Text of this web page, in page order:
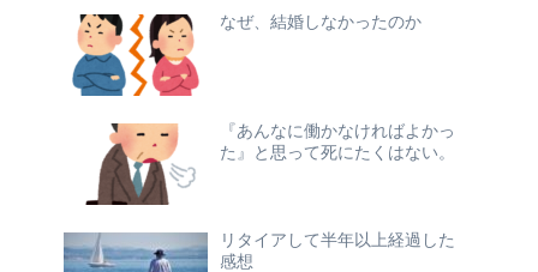
なぜ、結婚しなかったのか
『あんなに働かなければよかっ
た』と思って死にたくはない。
リタイアして半年以上経過した
感想